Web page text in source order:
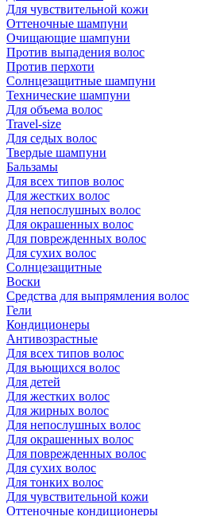
Для чувствительной кожи
Оттеночные шампуни
Очищающие шампуни
Против выпадения волос
Против перхоти
Солнцезащитные шампуни
Технические шампуни
Для объема волос
Travel-size
Для седых волос
Твердые шампуни
Бальзамы
Для всех типов волос
Для жестких волос
Для непослушных волос
Для окрашенных волос
Для поврежденных волос
Для сухих волос
Солнцезащитные
Воски
Средства для выпрямления волос
Гели
Кондиционеры
Антивозрастные
Для всех типов волос
Для вьющихся волос
Для детей
Для жестких волос
Для жирных волос
Для непослушных волос
Для окрашенных волос
Для поврежденных волос
Для сухих волос
Для тонких волос
Для чувствительной кожи
Оттеночные кондиционеры